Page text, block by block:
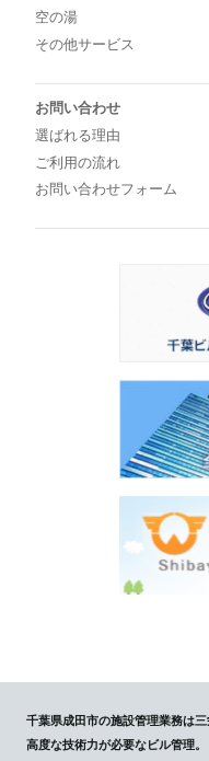
空の湯
その他サービス
お問い合わせ
選ばれる理由
ご利用の流れ
お問い合わせフォーム
千葉県成田市の施設管理業務は
高度な技術力が必要なビル管理。